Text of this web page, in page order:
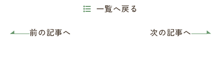
前の記事へ
一覧へ戻る
次の記事へ